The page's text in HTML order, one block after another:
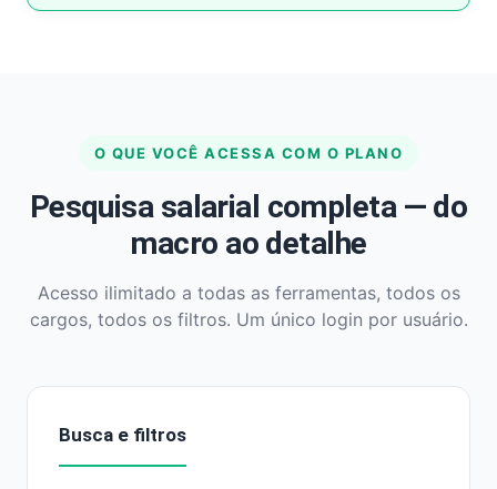
O QUE VOCÊ ACESSA COM O PLANO
Pesquisa salarial completa — do
macro ao detalhe
Acesso ilimitado a todas as ferramentas, todos os
cargos, todos os filtros. Um único login por usuário.
Busca e filtros